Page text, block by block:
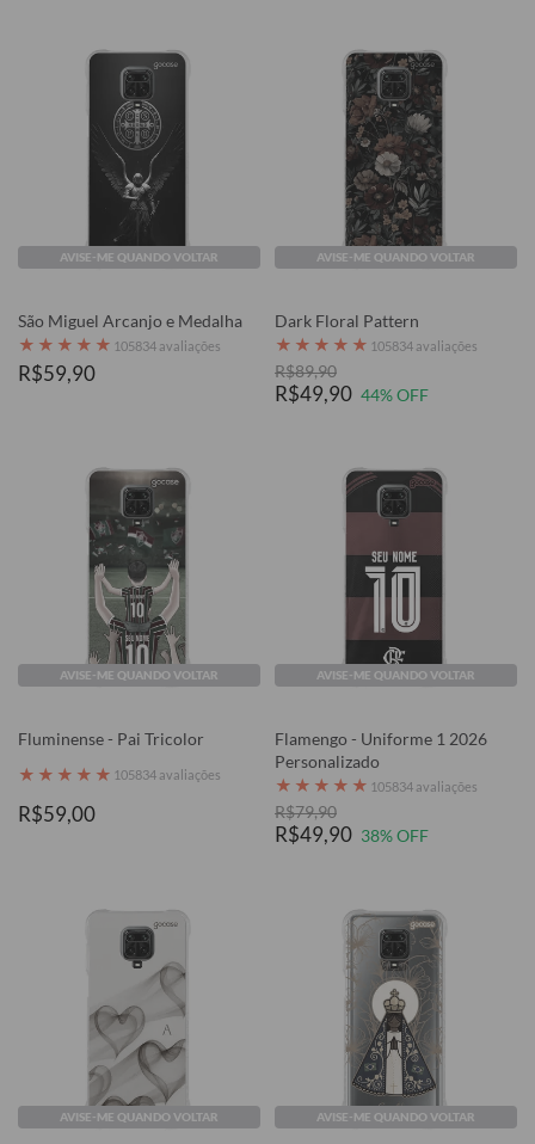
AVISE-ME QUANDO VOLTAR
São Miguel Arcanjo e Medalha
★ ★ ★ ★ ★ 105834 avaliações
R$59,90
AVISE-ME QUANDO VOLTAR
Dark Floral Pattern
★ ★ ★ ★ ★ 105834 avaliações
R$89,90
R$49,90 44% OFF
AVISE-ME QUANDO VOLTAR
Fluminense - Pai Tricolor
★ ★ ★ ★ ★ 105834 avaliações
R$59,00
AVISE-ME QUANDO VOLTAR
Flamengo - Uniforme 1 2026
Personalizado
★ ★ ★ ★ ★ 105834 avaliações
R$79,90
R$49,90 38% OFF
AVISE-ME QUANDO VOLTAR AVISE-ME QUANDO VOLTAR